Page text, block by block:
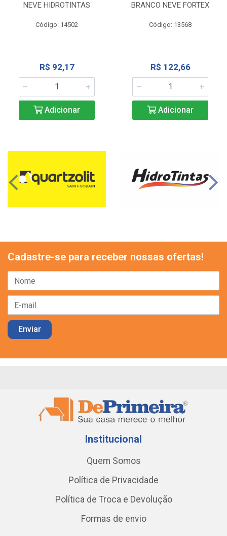
NEVE HIDROTINTAS
Código: 14502
R$ 92,17
Adicionar
BRANCO NEVE FORTEX
Código: 13568
R$ 122,66
Adicionar
Cadastre-se para receber nossas ofertas!
Institucional
Quem Somos
Política de Privacidade
Política de Troca e Devolução
Formas de envio